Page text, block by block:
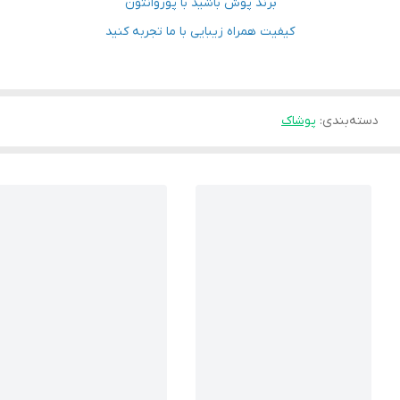
برند پوش باشید با پوروانتون
کیفیت همراه زیبایی با ما تجربه کنید
دسته‌بندی: پوشاک